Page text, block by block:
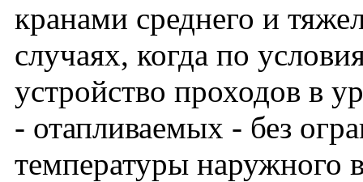
кранами среднего и
случаях, когда по
устройство проходов в
- отапливаемых - без
температуры наружного